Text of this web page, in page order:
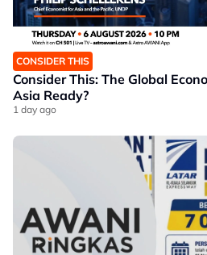
CONSIDER THIS
Consider This: The Global
Asia Ready?
1 day ago